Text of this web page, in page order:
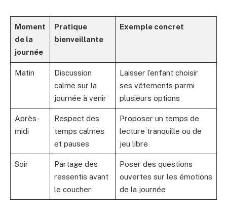
Moment
de la
journée
Pratique
bienveillante
Exemple concret
Matin
Discussion
calme sur la
journée à venir
Laisser l’enfant choisir
ses vêtements parmi
plusieurs options
Après-
midi
Respect des
temps calmes
et pauses
Proposer un temps de
lecture tranquille ou de
jeu libre
Soir
Partage des
ressentis avant
le coucher
Poser des questions
ouvertes sur les émotions
de la journée